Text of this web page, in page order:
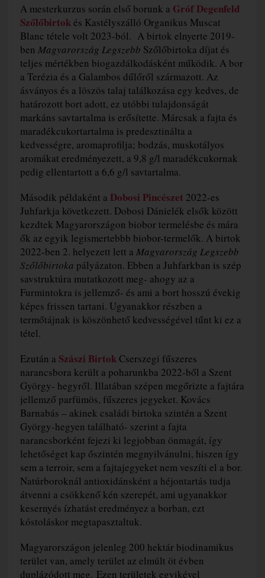
A mesterkurzus során első borunk a Gróf Degenfeld
Szőlőbirtokés Kastélyszálló Organikus Muscat
Blanc tétele volt 2023-ból. A birtok elnyerte 2019-
ben Magyarország Legszebb Szőlőbirtoka díjat és
teljes mértékben biogazdálkodásként működik. A bor
a Terézia és a Galambos dűlőről származott. Az
ásványos és a löszös talaj találkozása egy kedves, de
határozott bort adott, ez utóbbi tulajdonságát
markáns savtartalma is erősítette. Márcsak a fajta és
maradékcukortartalma is predesztinálta a
kedvességre, aromaprofilja; bodzás, muskotályos
aromákat eredményezett, a 9,8 g/l maradékcukornak
pedig ellentartott a 6,6 g/l savtartalma.
Második példaként a Dobosi Pincészet 2022-es
Juhfarkja következett. Dobosi Dánielék elsők között
kezdtek Magyarországon biobor termelésbe és mára
ők az egyik legismertebbb biobor-termelők. A birtok
2022-ben 2. helyezett lett a Magyarország Legszebb
Szőlőbirtoka pályázaton. Ebben a Juhfarkban is szép
savstruktúra mutatkozott meg- ahogy az a
Furmintokra is jellemző- és ami a bort hosszú évekig
képes frissen tartani. Ugyanakkor részben a
termőtájnak is köszönhető kedvességével tűnt ki ez a
tétel.
Ezután a Szászi BirtokCserszegi fűszeres
narancsbora került a poharunkba 2022-ből a Szent
György- hegyről. Illatában szépen megőrizte a fajtára
jellemző parfümös, fűszeres jegyeket. Kovács
Barnabás – akinek családi birtoka szintén a Szent
György-hegyen található- szerint a fajta
narancsborként fejezi ki legjobban önmagát, így
lehetőséget kap őszintén megnyilvánulni, hiszen így
sem a terroir, sem a fajtajegyeket nem veszíti el a bor.
Natúrboroknál antioxidánsként a héjontartás tudja
átvenni a csökkenő kén szerepét, ami ugyanakkor
kesernyés ízhatást eredményez a borban, ezt
kóstoláskor megtapasztaltuk.
Magyarországon jelenleg 200 hektár biodinamikus
terület van, amely terület az elmúlt öt évben
duplázódott meg. Ezen területek egyikével